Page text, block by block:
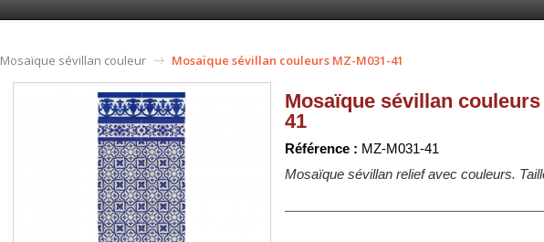
Mosaïque sévillan couleur Mosaïque sévillan couleurs MZ-M031-41
Mosaïque sévillan couleurs
41
Référence : MZ-M031-41
Mosaïque sévillan relief avec couleurs.